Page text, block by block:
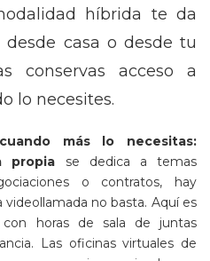
híbrida te da
desde casa o desde tu
conservas acceso a
lo necesites.
más lo necesitas:
propia se dedica a temas
o contratos, hay
no basta. Aquí es
horas de sala de juntas
Las oficinas virtuales de